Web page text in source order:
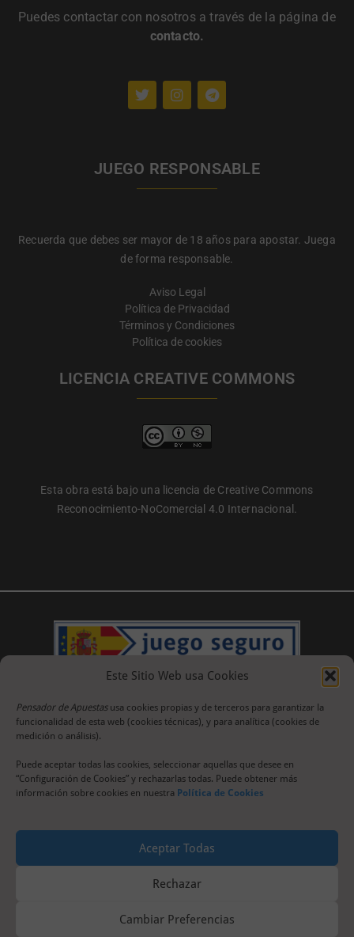
Este Sitio Web usa Cookies
Pensador de Apuestas usa cookies propias y de terceros para garantizar la
funcionalidad de esta web (cookies técnicas), y para analítica (cookies de
medición o análisis).
Puede aceptar todas las cookies, seleccionar aquellas que desee en
“Configuración de Cookies” y rechazarlas todas. Puede obtener más
información sobre cookies en nuestra Política de Cookies
Aceptar Todas
Rechazar
Cambiar Preferencias
Puedes contactar con nosotros a través de la página de
contacto.
JUEGO RESPONSABLE
Recuerda que debes ser mayor de 18 años para apostar. Juega
de forma responsable.
Aviso Legal
Política de Privacidad
Términos y Condiciones
Política de cookies
LICENCIA CREATIVE COMMONS
Esta obra está bajo una licencia de Creative Commons
Reconocimiento-NoComercial 4.0 Internacional.